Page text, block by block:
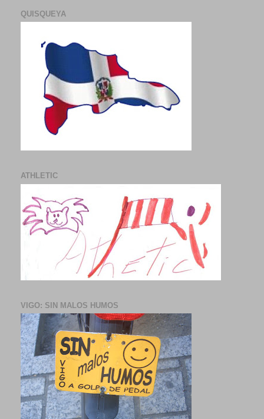
QUISQUEYA
ATHLETIC
VIGO: SIN MALOS HUMOS